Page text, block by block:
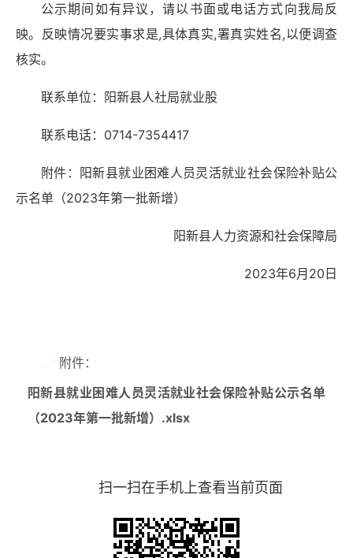
公示期间如有异议，请以书面或电话方式向我局反
映。反映情况要实事求是,具体真实,署真实姓名,以便调查
核实。
联系单位：阳新县人社局就业股
联系电话：0714-7354417
附件：阳新县就业困难人员灵活就业社会保险补贴公
示名单（2023年第一批新增）
阳新县人力资源和社会保障局
2023年6月20日
附件：
阳新县就业困难人员灵活就业社会保险补贴公示名单
（2023年第一批新增）.xlsx
扫一扫在手机上查看当前页面